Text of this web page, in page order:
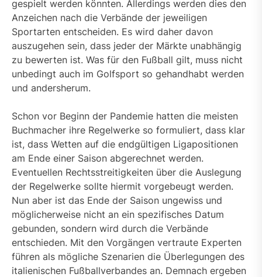
gespielt werden könnten. Allerdings werden dies den
Anzeichen nach die Verbände der jeweiligen
Sportarten entscheiden. Es wird daher davon
auszugehen sein, dass jeder der Märkte unabhängig
zu bewerten ist. Was für den Fußball gilt, muss nicht
unbedingt auch im Golfsport so gehandhabt werden
und andersherum.
Schon vor Beginn der Pandemie hatten die meisten
Buchmacher ihre Regelwerke so formuliert, dass klar
ist, dass Wetten auf die endgültigen Ligapositionen
am Ende einer Saison abgerechnet werden.
Eventuellen Rechtsstreitigkeiten über die Auslegung
der Regelwerke sollte hiermit vorgebeugt werden.
Nun aber ist das Ende der Saison ungewiss und
möglicherweise nicht an ein spezifisches Datum
gebunden, sondern wird durch die Verbände
entschieden. Mit den Vorgängen vertraute Experten
führen als mögliche Szenarien die Überlegungen des
italienischen Fußballverbandes an. Demnach ergeben